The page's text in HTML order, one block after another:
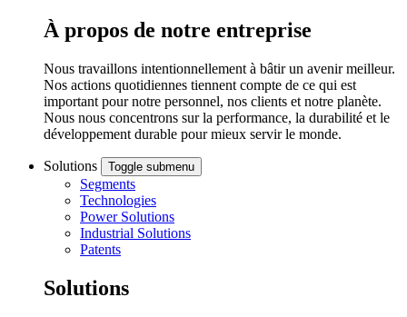
À propos de notre entreprise
Nous travaillons intentionnellement à bâtir un avenir meilleur.
Nos actions quotidiennes tiennent compte de ce qui est
important pour notre personnel, nos clients et notre planète.
Nous nous concentrons sur la performance, la durabilité et le
développement durable pour mieux servir le monde.
Solutions Toggle submenu
Segments
Technologies
Power Solutions
Industrial Solutions
Patents
Solutions